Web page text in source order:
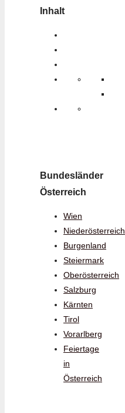
Inhalt
Bundesländer
Österreich
Wien
Niederösterreich
Burgenland
Steiermark
Oberösterreich
Salzburg
Kärnten
Tirol
Vorarlberg
Feiertage
in
Österreich